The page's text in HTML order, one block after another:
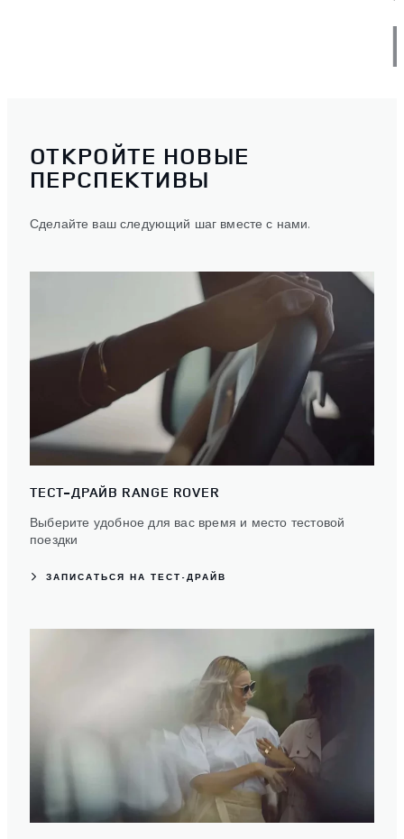
ОТКРОЙТЕ НОВЫЕ
ПЕРСПЕКТИВЫ
Сделайте ваш следующий шаг вместе с нами.
ТЕСТ-ДРАЙВ RANGE ROVER
Выберите удобное для вас время и место тестовой
поездки
ЗАПИСАТЬСЯ НА ТЕСТ-ДРАЙВ